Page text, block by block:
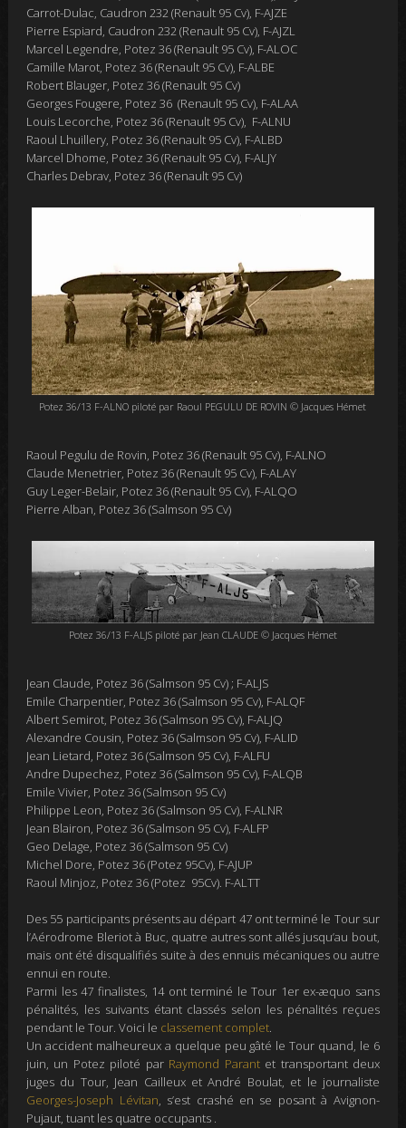
Carrot-Dulac, Caudron 232 (Renault 95 Cv), F-AJZE
Pierre Espiard, Caudron 232 (Renault 95 Cv), F-AJZL
Marcel Legendre, Potez 36 (Renault 95 Cv), F-ALOC
Camille Marot, Potez 36 (Renault 95 Cv), F-ALBE
Robert Blauger, Potez 36 (Renault 95 Cv)
Georges Fougere, Potez 36 (Renault 95 Cv), F-ALAA
Louis Lecorche, Potez 36 (Renault 95 Cv), F-ALNU
Raoul Lhuillery, Potez 36 (Renault 95 Cv), F-ALBD
Marcel Dhome, Potez 36 (Renault 95 Cv), F-ALJY
Charles Debrav, Potez 36 (Renault 95 Cv)
Potez 36/13 F-ALNO piloté par Raoul PEGULU DE ROVIN © Jacques Hémet
Raoul Pegulu de Rovin, Potez 36 (Renault 95 Cv), F-ALNO
Claude Menetrier, Potez 36 (Renault 95 Cv), F-ALAY
Guy Leger-Belair, Potez 36 (Renault 95 Cv), F-ALQO
Pierre Alban, Potez 36 (Salmson 95 Cv)
Potez 36/13 F-ALJS piloté par Jean CLAUDE © Jacques Hémet
Jean Claude, Potez 36 (Salmson 95 Cv) ; F-ALJS
Emile Charpentier, Potez 36 (Salmson 95 Cv), F-ALQF
Albert Semirot, Potez 36 (Salmson 95 Cv), F-ALJQ
Alexandre Cousin, Potez 36 (Salmson 95 Cv), F-ALID
Jean Lietard, Potez 36 (Salmson 95 Cv), F-ALFU
Andre Dupechez, Potez 36 (Salmson 95 Cv), F-ALQB
Emile Vivier, Potez 36 (Salmson 95 Cv)
Philippe Leon, Potez 36 (Salmson 95 Cv), F-ALNR
Jean Blairon, Potez 36 (Salmson 95 Cv), F-ALFP
Geo Delage, Potez 36 (Salmson 95 Cv)
Michel Dore, Potez 36 (Potez 95Cv), F-AJUP
Raoul Minjoz, Potez 36 (Potez 95Cv). F-ALTT
Des 55 participants présents au départ 47 ont terminé le Tour sur
l’Aérodrome Bleriot à Buc, quatre autres sont allés jusqu’au bout,
mais ont été disqualifiés suite à des ennuis mécaniques ou autre
ennui en route.
Parmi les 47 finalistes, 14 ont terminé le Tour 1er ex-æquo sans
pénalités, les suivants étant classés selon les pénalités reçues
pendant le Tour. Voici le classement complet.
Un accident malheureux a quelque peu gâté le Tour quand, le 6
juin, un Potez piloté par Raymond Parantet transportant deux
juges du Tour, Jean Cailleux et André Boulat, et le journaliste
Georges-Joseph Lévitan, s’est crashé en se posant à Avignon-
Pujaut, tuant les quatre occupants .